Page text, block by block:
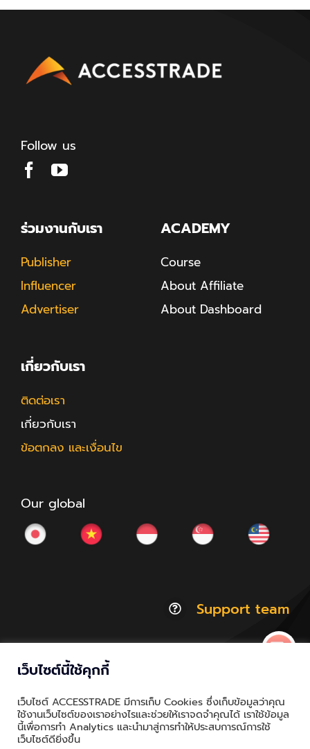
Follow us
ร่วมงานกับเรา
Publisher
Influencer
Advertiser
ACADEMY
Course
About Affiliate
About Dashboard
เกี่ยวกับเรา
ติดต่อเรา
เกี่ยวกับเรา
ข้อตกลง และเงื่อนไข
Our global
Support team
Thailand.a | All Rights Reserved
Privacy & Policy | Cookie Policy
เว็บไซต์นี้ใช้คุกกี้
เว็บไซต์ ACCESSTRADE มีการเก็บ Cookies ซึ่งเก็บข้อมูลว่าคุณ
ใช้งานเว็บไซต์ของเราอย่างไรและช่วยให้เราจดจำคุณได้ เราใช้ข้อมูล
นี้เพื่อการทำ Analytics และนำมาสู่การทำให้ประสบการณ์การใช้
เว็บไซต์ดียิ่งขึ้น